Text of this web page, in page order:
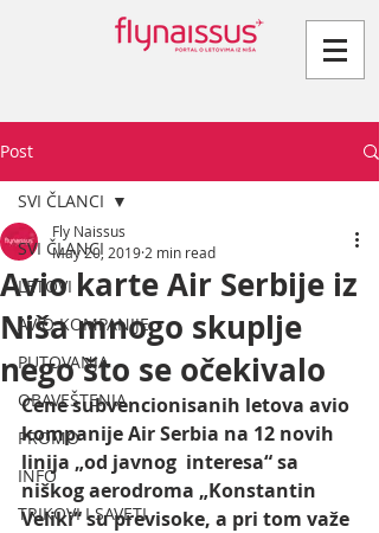
Post
SVI ČLANCI
LETOVI
AVIO KOMPANIJE
PUTOVANJA
OBAVEŠTENJA
PROMO
INFO
TRIKOVI I SAVETI
SVI ČLANCI
Avio karte Air Serbije iz
Niša mnogo skuplje
nego što se očekivalo
Fly Naissus
May 20, 2019 2 min read
Cene subvencionisanih letova avio
kompanije Air Serbia na 12 novih
linija „od javnog  interesa“ sa
niškog aerodroma „Konstantin
Veliki“ su previsoke, a pri tom važe